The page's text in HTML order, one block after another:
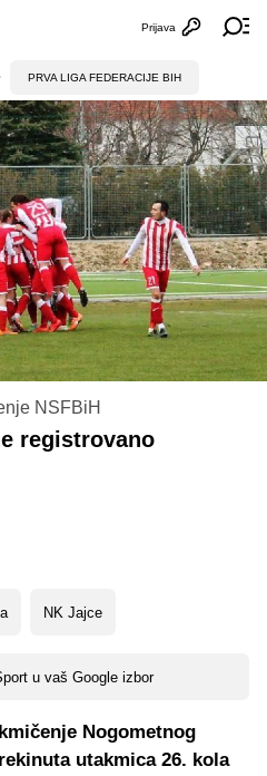
Otvori
Prijava
PRVA LIGA FEDERACIJE BIH
NSFBiH
registrovano
NK Jajce
u vaš Google izbor
Nogometnog
utakmica 26. kola